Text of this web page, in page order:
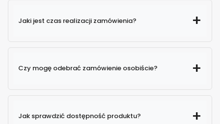
Jaki jest czas realizacji zamówienia?
Czy mogę odebrać zamówienie osobiście?
Jak sprawdzić dostępność produktu?